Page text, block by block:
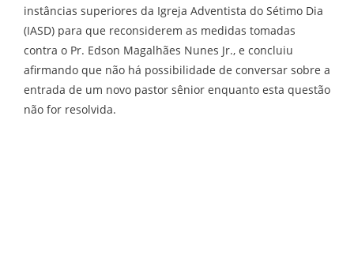
instâncias superiores da Igreja Adventista do Sétimo Dia
(IASD) para que reconsiderem as medidas tomadas
contra o Pr. Edson Magalhães Nunes Jr., e concluiu
afirmando que não há possibilidade de conversar sobre a
entrada de um novo pastor sênior enquanto esta questão
não for resolvida.